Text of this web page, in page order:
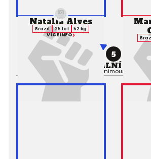
Natalia Alves
Brazil 25 let
52 kg
VÍCE INFO
5
PROFESIONÁLNÍ
Výsledek: Decision (Unanimous), 3. kolo